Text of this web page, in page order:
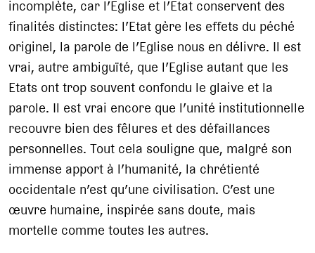
incomplète, car l’Eglise et l’Etat conservent des
finalités distinctes: l’Etat gère les effets du péché
originel, la parole de l’Eglise nous en délivre. Il est
vrai, autre ambiguïté, que l’Eglise autant que les
Etats ont trop souvent confondu le glaive et la
parole. Il est vrai encore que l’unité institutionnelle
recouvre bien des fêlures et des défaillances
personnelles. Tout cela souligne que, malgré son
immense apport à l’humanité, la chrétienté
occidentale n’est qu’une civilisation. C’est une
œuvre humaine, inspirée sans doute, mais
mortelle comme toutes les autres.